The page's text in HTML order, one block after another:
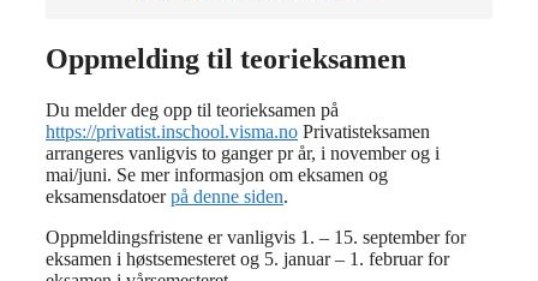
Oppmelding til teorieksamen
Du melder deg opp til teorieksamen på
https://privatist.inschool.visma.no Privatisteksamen
arrangeres vanligvis to ganger pr år, i november og i
mai/juni. Se mer informasjon om eksamen og
eksamensdatoerpå denne siden.
Oppmeldingsfristene er vanligvis 1. – 15. september for
eksamen i høstsemesteret og 5. januar – 1. februar for